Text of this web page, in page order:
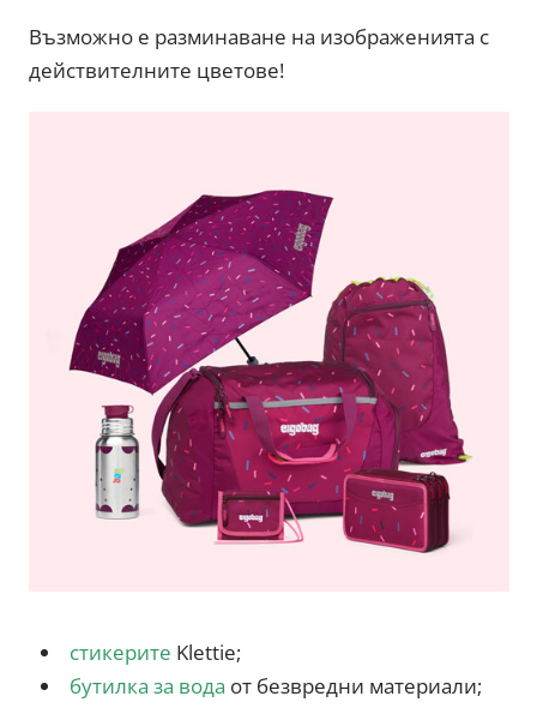
Възможно е разминаване на изображенията с
действителните цветове!
стикерите Klettie;
бутилка за вода от безвредни материали;